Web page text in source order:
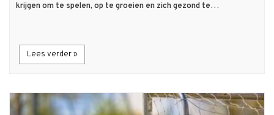
krijgen om te spelen, op te groeien en zich gezond te…
Lees verder »